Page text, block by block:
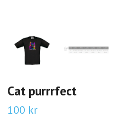
Cat purrrfect
100 kr